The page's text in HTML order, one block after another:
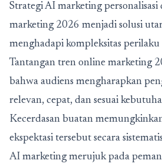
Strategi AI marketing
marketing 2026 menjadi solusi
menghadapi kompleksitas
Tantangan tren online marketing
bahwa audiens mengharapkan
relevan, cepat, dan sesuai
Kecerdasan buatan
ekspektasi tersebut secara
AI marketing merujuk pada